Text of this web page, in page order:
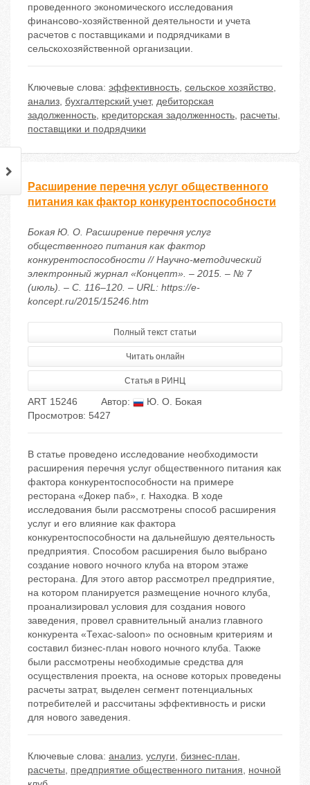
проведенного экономического исследования
финансово-хозяйственной деятельности и учета
расчетов с поставщиками и подрядчиками в
сельскохозяйственной организации.
Ключевые слова: эффективность, сельское хозяйство,
анализ, бухгалтерский учет, дебиторская
задолженность, кредиторская задолженность, расчеты,
поставщики и подрядчики
Расширение перечня услуг общественного
питания как фактор конкурентоспособности
Бокая Ю. О. Расширение перечня услуг
общественного питания как фактор
конкурентоспособности // Научно-методический
электронный журнал «Концепт». – 2015. – № 7
(июль). – С. 116–120. – URL: https://e-
koncept.ru/2015/15246.htm
Полный текст статьи
Читать онлайн
Статья в РИНЦ
ART 15246 Автор:
Ю. О. Бокая
Просмотров: 5427
В статье проведено исследование необходимости
расширения перечня услуг общественного питания как
фактора конкурентоспособности на примере
ресторана «Докер паб», г. Находка. В ходе
исследования были рассмотрены способ расширения
услуг и его влияние как фактора
конкурентоспособности на дальнейшую деятельность
предприятия. Способом расширения было выбрано
создание нового ночного клуба на втором этаже
ресторана. Для этого автор рассмотрел предприятие,
на котором планируется размещение ночного клуба,
проанализировал условия для создания нового
заведения, провел сравнительный анализ главного
конкурента «Техас-saloon» по основным критериям и
составил бизнес-план нового ночного клуба. Также
были рассмотрены необходимые средства для
осуществления проекта, на основе которых проведены
расчеты затрат, выделен сегмент потенциальных
потребителей и рассчитаны эффективность и риски
для нового заведения.
Ключевые слова: анализ, услуги, бизнес-план,
расчеты, предприятие общественного питания, ночной